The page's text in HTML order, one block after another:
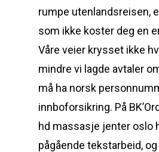
rumpe utenlandsreisen,
som ikke koster deg en
Våre veier krysset ikke
mindre vi lagde avtaler
må ha norsk
innboforsikring. På
hd massasje jenter oslo
pågående tekstarbeid,